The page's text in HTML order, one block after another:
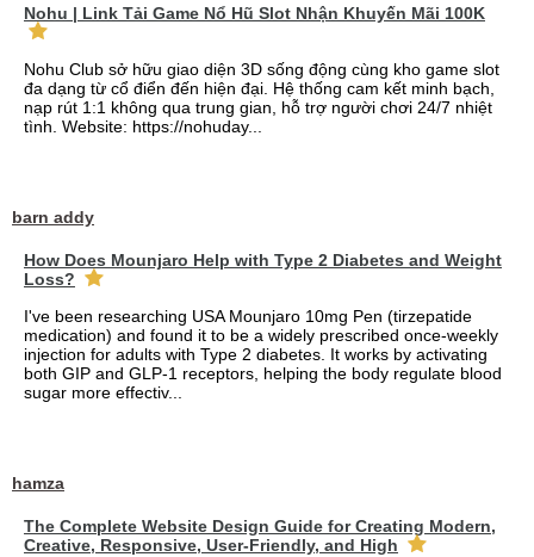
Nohu | Link Tải Game Nổ Hũ Slot Nhận Khuyến Mãi 100K
Nohu Club sở hữu giao diện 3D sống động cùng kho game slot
đa dạng từ cổ điển đến hiện đại. Hệ thống cam kết minh bạch,
nạp rút 1:1 không qua trung gian, hỗ trợ người chơi 24/7 nhiệt
tình. Website: https://nohuday...
barn addy
How Does Mounjaro Help with Type 2 Diabetes and Weight
Loss?
I've been researching USA Mounjaro 10mg Pen (tirzepatide
medication) and found it to be a widely prescribed once-weekly
injection for adults with Type 2 diabetes. It works by activating
both GIP and GLP-1 receptors, helping the body regulate blood
sugar more effectiv...
hamza
The Complete Website Design Guide for Creating Modern,
Creative, Responsive, User-Friendly, and High